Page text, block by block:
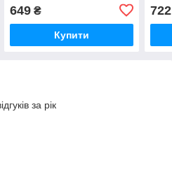
649₴
Купити
722
за рік